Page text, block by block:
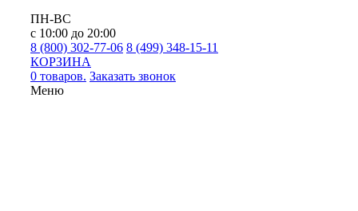
ПН-ВС
с 10:00 до 20:00
8 (800) 302-77-06 8 (499) 348-15-11
КОРЗИНА
0 товаров. Заказать звонок
Меню